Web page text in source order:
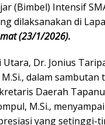
(Bimbel) Intensif
dilaksanakan di
(23/1/2026).
Dr. Jonius
M.Si., dalam
Daerah
M.Si.,
yang setinggi-